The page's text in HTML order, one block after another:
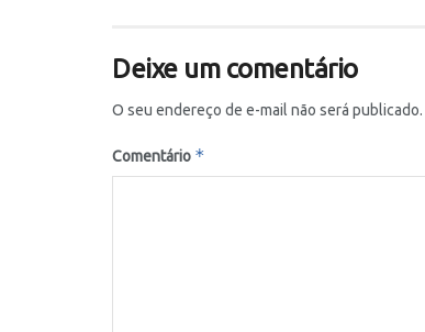
Deixe um comentário
O seu endereço de e-mail não será publicado.
Comentário *